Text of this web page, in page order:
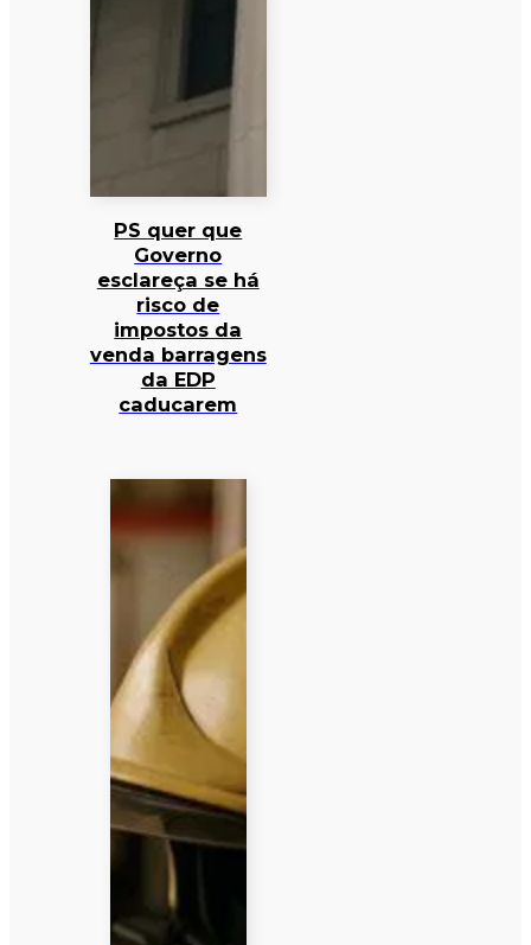
PS quer que
Governo
esclareça se há
risco de
impostos da
venda barragens
da EDP
caducarem